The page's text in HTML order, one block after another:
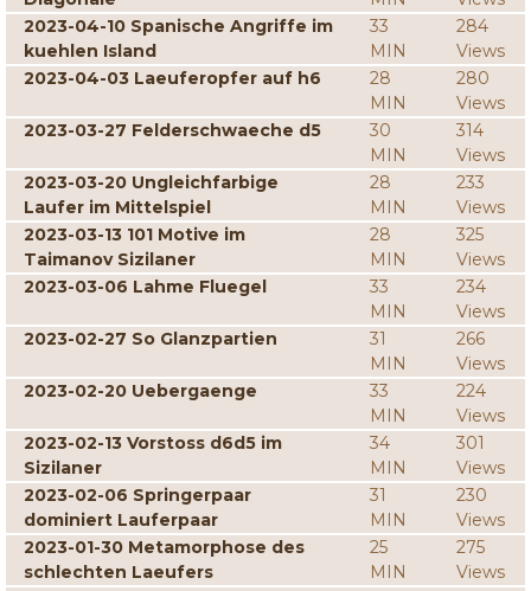
2023-04-10 Spanische Angriffe im
kuehlen Island
33
MIN
284
Views
2023-04-03 Laeuferopfer auf h6
28
MIN
280
Views
2023-03-27 Felderschwaeche d5
30
MIN
314
Views
2023-03-20 Ungleichfarbige
Laufer im Mittelspiel
28
MIN
233
Views
2023-03-13 101 Motive im
Taimanov Sizilaner
28
MIN
325
Views
2023-03-06 Lahme Fluegel
33
MIN
234
Views
2023-02-27 So Glanzpartien
31
MIN
266
Views
2023-02-20 Uebergaenge
33
MIN
224
Views
2023-02-13 Vorstoss d6d5 im
Sizilaner
34
MIN
301
Views
2023-02-06 Springerpaar
dominiert Lauferpaar
31
MIN
230
Views
2023-01-30 Metamorphose des
schlechten Laeufers
25
MIN
275
Views